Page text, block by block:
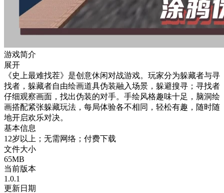
游戏简介
展开
《史上最难找茬》是创意休闲对战游戏。玩家分为躲藏者与寻
找者，躲藏者自由绘画道具伪装融入场景，躲避搜寻；寻找者
仔细观察画面，找出伪装的对手。手绘风格趣味十足，脑洞绘
画搭配紧张躲藏玩法，每局体验各不相同，轻松有趣，随时随
地开启欢乐对决。
基本信息
12岁以上；无需网络；付费下载
文件大小
65MB
当前版本
1.0.1
更新日期